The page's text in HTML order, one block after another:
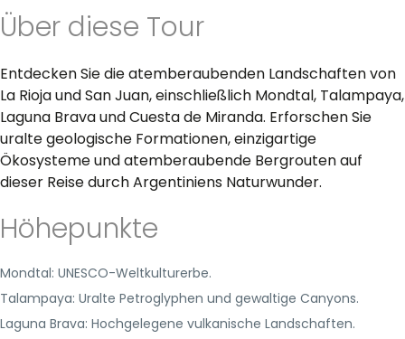
Über diese Tour
Entdecken Sie die atemberaubenden Landschaften von
La Rioja und San Juan, einschließlich Mondtal, Talampaya,
Laguna Brava und Cuesta de Miranda. Erforschen Sie
uralte geologische Formationen, einzigartige
Ökosysteme und atemberaubende Bergrouten auf
dieser Reise durch Argentiniens Naturwunder.
Höhepunkte
Mondtal: UNESCO-Weltkulturerbe.
Talampaya: Uralte Petroglyphen und gewaltige Canyons.
Laguna Brava: Hochgelegene vulkanische Landschaften.